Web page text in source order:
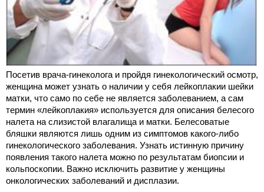
Посетив врача-гинеколога и пройдя гинекологический осмотр,
женщина может узнать о наличии у себя лейкоплакии шейки
матки, что само по себе не является заболеванием, а сам
термин «лейкоплакия» используется для описания белесого
налета на слизистой влагалища и матки. Белесоватые
бляшки являются лишь одним из симптомов какого-либо
гинекологического заболевания. Узнать истинную причину
появления такого налета можно по результатам биопсии и
кольпоскопии. Важно исключить развитие у женщины
онкологических заболеваний и дисплазии.